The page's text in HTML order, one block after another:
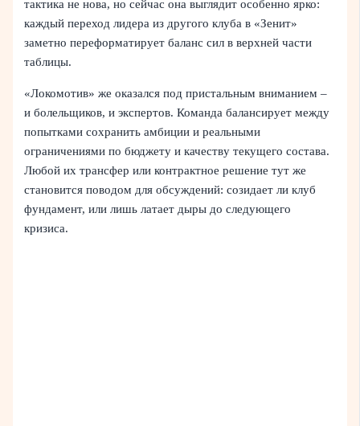
тактика не нова, но сейчас она выглядит особенно ярко:
каждый переход лидера из другого клуба в «Зенит»
заметно переформатирует баланс сил в верхней части
таблицы.
«Локомотив» же оказался под пристальным вниманием –
и болельщиков, и экспертов. Команда балансирует между
попытками сохранить амбиции и реальными
ограничениями по бюджету и качеству текущего состава.
Любой их трансфер или контрактное решение тут же
становится поводом для обсуждений: созидает ли клуб
фундамент, или лишь латает дыры до следующего
кризиса.